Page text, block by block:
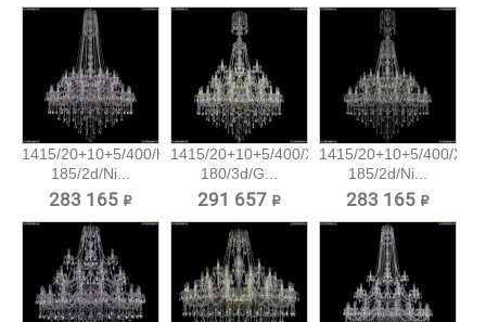
1415/20+10+5/400/h-
185/2d/Ni...
283 165 ₽
1415/20+10+5/400/XL-
180/3d/G...
291 657 ₽
1415/20+10+5/400/XL-
185/2d/Ni...
283 165 ₽